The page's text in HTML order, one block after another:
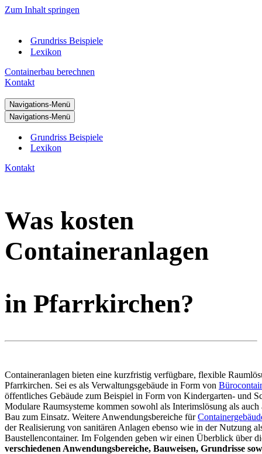
Zum Inhalt springen
Grundriss Beispiele
Lexikon
Containerbau berechnen
Kontakt
Navigations-Menü
Navigations-Menü
Grundriss Beispiele
Lexikon
Kontakt
Was kosten
Containeranlagen
in Pfarrkirchen?
Containeranlagen bieten eine kurzfristig verfügbare, flexible
Pfarrkirchen. Sei es als Verwaltungsgebäude in Form von
öffentliches Gebäude zum Beispiel in Form von Kindergarten- und
Modulare Raumsysteme kommen sowohl als Interimslösung als auch
Bau zum Einsatz. Weitere Anwendungsbereiche für
der Realisierung von sanitären Anlagen ebenso wie in der Nutzung
Baustellencontainer. Im Folgenden geben wir einen Überblick über
verschiedenen Anwendungsbereiche, Bauweisen, Grundrisse